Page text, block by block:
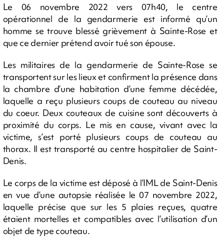
Le 06 novembre 2022 vers 07h40, le centre
opérationnel de la gendarmerie est informé qu’un
homme se trouve blessé grièvement à Sainte-Rose et
que ce dernier prétend avoir tué son épouse.
Les militaires de la gendarmerie de Sainte-Rose se
transportent sur les lieux et confirment la présence dans
la chambre d’une habitation d’une femme décédée,
laquelle a reçu plusieurs coups de couteau au niveau
du coeur. Deux couteaux de cuisine sont découverts à
proximité du corps. Le mis en cause, vivant avec la
victime, s’est porté plusieurs coups de couteau au
thorax. Il est transporté au centre hospitalier de Saint-
Denis.
Le corps de la victime est déposé à l’IML de Saint-Denis
en vue d’une autopsie réalisée le 07 novembre 2022,
laquelle précise que sur les 5 plaies reçues, quatre
étaient mortelles et compatibles avec l’utilisation d’un
objet de type couteau.